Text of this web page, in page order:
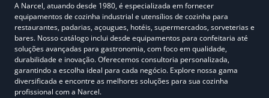
A Narcel, atuando desde 1980, é especializada em fornecer
equipamentos de cozinha industrial e utensílios de cozinha para
restaurantes, padarias, açougues, hotéis, supermercados, sorveterias e
bares. Nosso catálogo inclui desde equipamentos para confeitaria até
soluções avançadas para gastronomia, com foco em qualidade,
durabilidade e inovação. Oferecemos consultoria personalizada,
garantindo a escolha ideal para cada negócio. Explore nossa gama
diversificada e encontre as melhores soluções para sua cozinha
profissional com a Narcel.